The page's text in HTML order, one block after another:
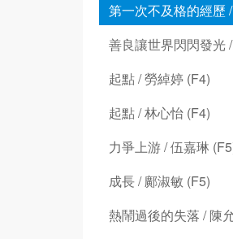
第一次不及格的經歷
善良讓世界閃閃發光
起點 / 勞綽婷 (F4)
起點 / 林心怡 (F4)
力爭上游 / 伍嘉琳
成長 / 鄺淑敏 (F5)
熱鬧過後的失落 / 陳